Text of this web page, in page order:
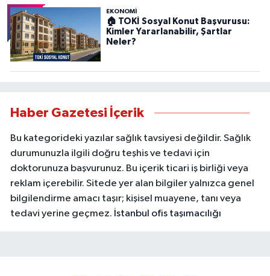
EKONOMİ
🏠 TOKİ Sosyal Konut Başvurusu:
Kimler Yararlanabilir, Şartlar
Neler?
Haber Gazetesi İçerik
Bu kategorideki yazılar sağlık tavsiyesi değildir. Sağlık
durumunuzla ilgili doğru teşhis ve tedavi için
doktorunuza başvurunuz. Bu içerik ticari iş birliği veya
reklam içerebilir. Sitede yer alan bilgiler yalnızca genel
bilgilendirme amacı taşır; kişisel muayene, tanı veya
tedavi yerine geçmez. İstanbul ofis taşımacılığı